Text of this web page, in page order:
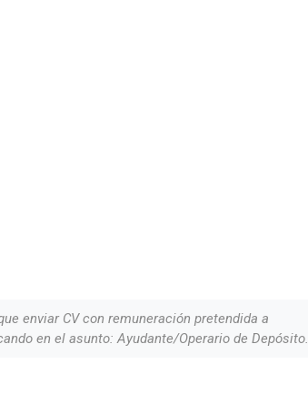
enviar CV con remuneración pretendida a
en el asunto: Ayudante/Operario de Depósito.